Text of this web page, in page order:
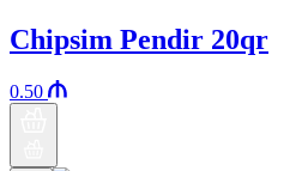
Chipsim Pendir 20qr
0.50